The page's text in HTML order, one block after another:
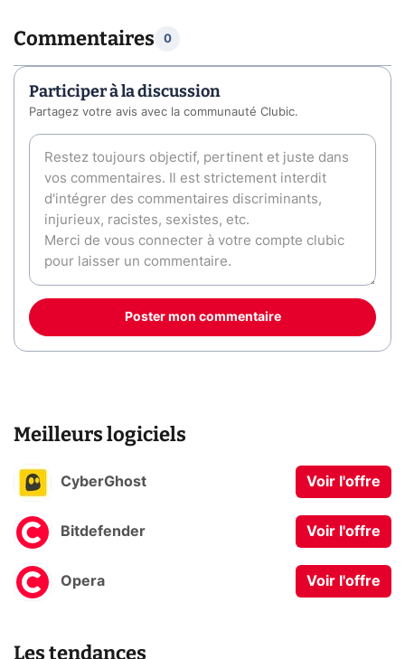
Commentaires 0
Participer à la discussion
Partagez votre avis avec la communauté Clubic.
Poster mon commentaire
Meilleurs logiciels
CyberGhost Voir l'offre
Bitdefender Voir l'offre
Opera Voir l'offre
Les tendances